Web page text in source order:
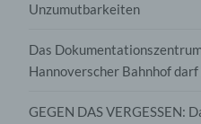
Unzumutbarkeiten
Das
Hannoverscher Bahnhof
GEGEN DAS VERGESSEN: